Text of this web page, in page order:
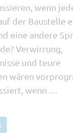
wenn
der Baustelle
eine andere
Verwirrung,
und teure
wären
wenn …